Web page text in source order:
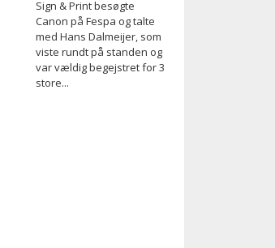
Sign & Print besøgte
Canon på Fespa og talte
med Hans Dalmeijer, som
viste rundt på standen og
var vældig begejstret for 3
store...